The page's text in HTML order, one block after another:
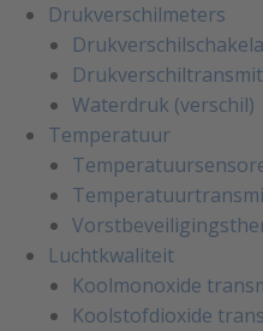
Drukverschilmeters
Waterdruk (verschil)
Temperatuur
Luchtkwaliteit
Koolmonoxide
Koolstofdioxide